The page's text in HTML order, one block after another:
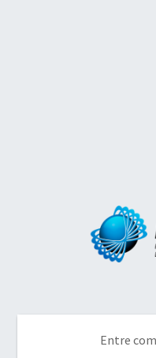
Entre